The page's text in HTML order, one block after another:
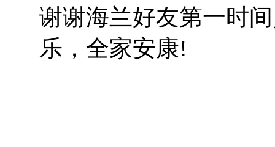
谢谢海兰好友第一时
乐，全家安康!